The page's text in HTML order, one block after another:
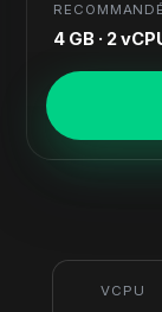
RECOMMANDÉ
4 GB · 2
VCPU